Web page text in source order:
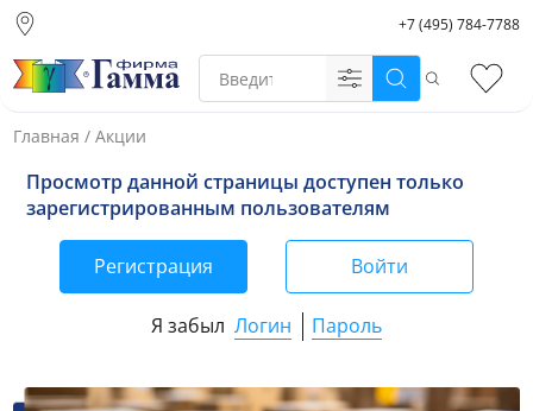
склад)
Санкт-Петербург
Екатеринбург
+7 (495) 784-7788
Поиск
Главная / Акции
Личный кабинет
Просмотр данной страницы доступен только
зарегистрированным пользователям
Регистрация Войти
Я забыл Логин Пароль